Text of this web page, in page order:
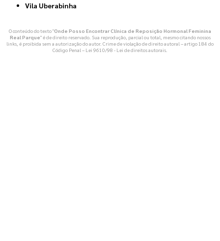
Vila Uberabinha
O conteúdo do texto "Onde Posso Encontrar Clínica de Reposição Hormonal Feminina
Real Parque" é de direito reservado. Sua reprodução, parcial ou total, mesmo citando nossos
links, é proibida sem a autorização do autor. Crime de violação de direito autoral – artigo 184 do
Código Penal – Lei 9610/98 - Lei de direitos autorais